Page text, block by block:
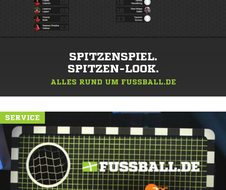
SPITZENSPIEL.
SPITZEN-LOOK.
ALLES RUND UM FUSSBALL.DE
SERVICE